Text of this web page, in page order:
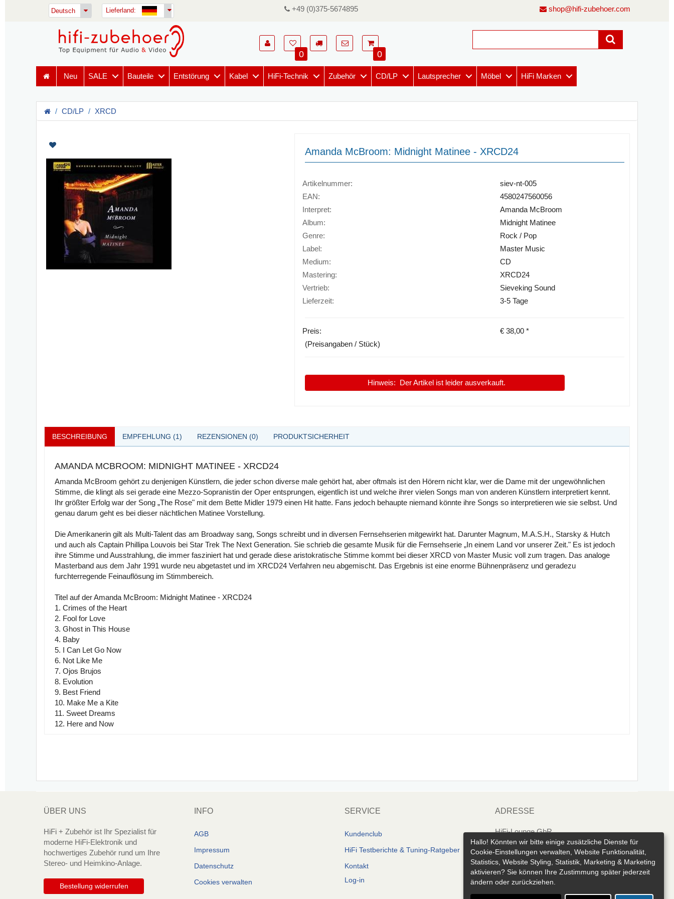
Deutsch Lieferland: +49 (0)375-5674895 shop@hifi-zubehoer.com
0 0
Neu SALE Bauteile Entstörung Kabel HiFi-Technik Zubehör CD/LP Lautsprecher Möbel HiFi Marken
CD/LP XRCD
Amanda McBroom: Midnight Matinee - XRCD24
Artikelnummer:
siev-nt-005
EAN:
4580247560056
Interpret:
Amanda McBroom
Album:
Midnight Matinee
Genre:
Rock / Pop
Label:
Master Music
Medium:
CD
Mastering:
XRCD24
Vertrieb:
Sieveking Sound
Lieferzeit:
3-5 Tage
Preis: €38,00*
(Preisangaben / Stück)
Hinweis: Der Artikel ist leider ausverkauft.
BESCHREIBUNG EMPFEHLUNG (1) REZENSIONEN (0) PRODUKTSICHERHEIT
AMANDA MCBROOM: MIDNIGHT MATINEE - XRCD24
Amanda McBroom gehört zu denjenigen Künstlern, die jeder schon diverse male gehört hat, aber oftmals ist den Hörern nicht klar, wer die Dame mit der ungewöhnlichen
Stimme, die klingt als sei gerade eine Mezzo-Sopranistin der Oper entsprungen, eigentlich ist und welche ihrer vielen Songs man von anderen Künstlern interpretiert kennt.
Ihr größter Erfolg war der Song „The Rose" mit dem Bette Midler 1979 einen Hit hatte. Fans jedoch behaupte niemand könnte ihre Songs so interpretieren wie sie selbst. Und
genau darum geht es bei dieser nächtlichen Matinee Vorstellung.
Die Amerikanerin gilt als Multi-Talent das am Broadway sang, Songs schreibt und in diversen Fernsehserien mitgewirkt hat. Darunter Magnum, M.A.S.H., Starsky & Hutch
und auch als Captain Phillipa Louvois bei Star Trek The Next Generation. Sie schrieb die gesamte Musik für die Fernsehserie „In einem Land vor unserer Zeit." Es ist jedoch
ihre Stimme und Ausstrahlung, die immer fasziniert hat und gerade diese aristokratische Stimme kommt bei dieser XRCD von Master Music voll zum tragen. Das analoge
Masterband aus dem Jahr 1991 wurde neu abgetastet und im XRCD24 Verfahren neu abgemischt. Das Ergebnis ist eine enorme Bühnenpräsenz und geradezu
furchterregende Feinauflösung im Stimmbereich.
Titel auf der Amanda McBroom: Midnight Matinee - XRCD24
1. Crimes of the Heart
2. Fool for Love
3. Ghost in This House
4. Baby
5. I Can Let Go Now
6. Not Like Me
7. Ojos Brujos
8. Evolution
9. Best Friend
10. Make Me a Kite
11. Sweet Dreams
12. Here and Now
ÜBER UNS
HiFi + Zubehör ist Ihr Spezialist für
moderne HiFi-Elektronik und
hochwertiges Zubehör rund um Ihre
Stereo- und Heimkino-Anlage.
Bestellung widerrufen
INFO
AGB
Impressum
Datenschutz
Cookies verwalten
SERVICE
Kundenclub
HiFi Testberichte & Tuning-Ratgeber
Kontakt
Log-in
ADRESSE
HiFi-Lounge GbR
Marienthaler Str. 143
08060 Zwickau
Hallo! Könnten wir bitte einige zusätzliche Dienste für
Cookie-Einstellungen verwalten, Website Funktionalität,
Statistics, Website Styling, Statistik, Marketing & Marketing
aktivieren? Sie können Ihre Zustimmung später jederzeit
ändern oder zurückziehen.